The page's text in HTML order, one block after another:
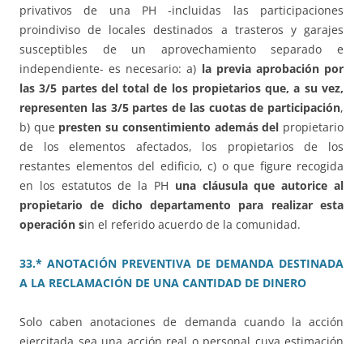
privativos de una PH -incluidas las participaciones
proindiviso de locales destinados a trasteros y garajes
susceptibles de un aprovechamiento separado e
independiente- es necesario: a) la previa aprobación por
las 3/5 partes del total de los propietarios que, a su vez,
representen las 3/5 partes de las cuotas de participación,
b) que presten su consentimiento además del propietario
de los elementos afectados, los propietarios de los
restantes elementos del edificio, c) o que figure recogida
en los estatutos de la PH una cláusula que autorice al
propietario de dicho departamento para realizar esta
operación sin el referido acuerdo de la comunidad.
33.* ANOTACIÓN PREVENTIVA DE DEMANDA DESTINADA
A LA RECLAMACIÓN DE UNA CANTIDAD DE DINERO
Solo caben anotaciones de demanda cuando la acción